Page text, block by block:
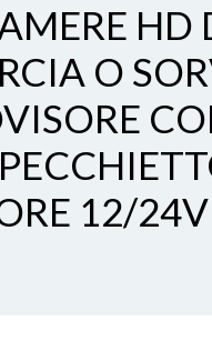
HD
O
12/24V